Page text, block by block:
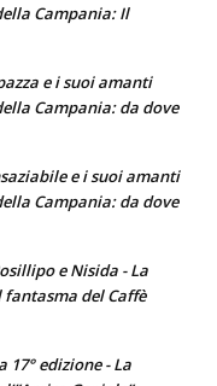
Campania: Il
e i suoi amanti
Campania: da dove
e i suoi amanti
Campania: da dove
e Nisida - La
fantasma del Caffè
edizione - La